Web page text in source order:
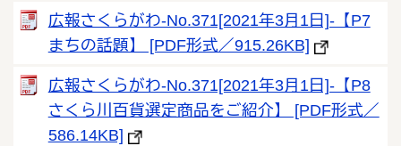
広報さくらがわ-No.371[2021年3月1日]‐【P7
まちの話題】 [PDF形式／915.26KB]
広報さくらがわ-No.371[2021年3月1日]‐【P8
さくら川百貨選定商品をご紹介】 [PDF形式／
586.14KB]